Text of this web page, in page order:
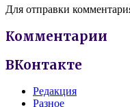
Для отправки
Комментарии
ВКонтакте
Редакция
Разное